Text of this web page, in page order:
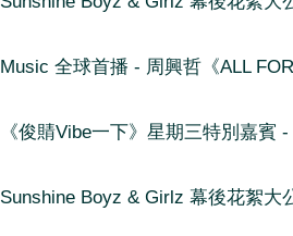
Music 全球首播 - 周興哲《ALL FOR
《俊䝼Vibe一下》星期三特別嘉賓
Sunshine Boyz & Girlz 幕後花絮大